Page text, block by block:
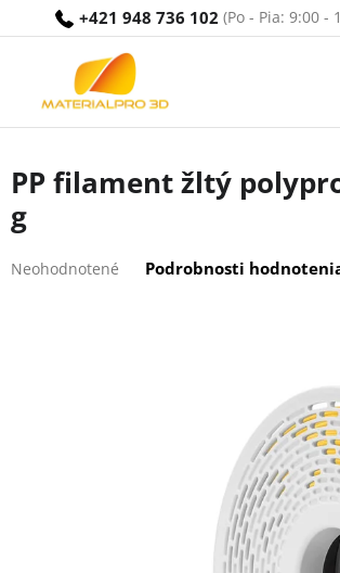
+421 948 736 102
PP filament žltý
g
hodnotenie
Neohodnotené Podrobnosti